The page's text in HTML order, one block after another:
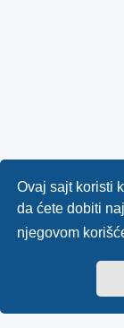
Ovaj sajt koristi
da ćete dobiti
njegovom